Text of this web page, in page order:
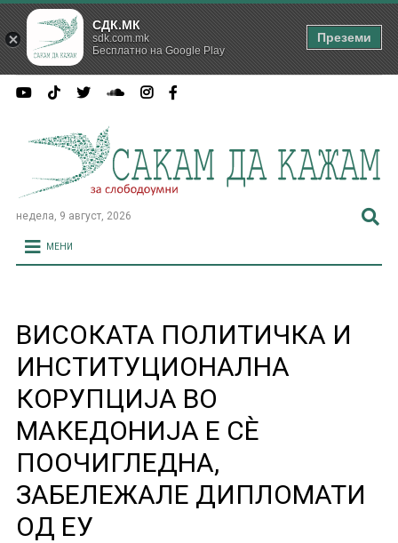
недела, 9 август, 2026
МЕНИ
ВИСОКАТА ПОЛИТИЧКА И
ИНСТИТУЦИОНАЛНА
КОРУПЦИЈА ВО
МАКЕДОНИЈА Е СÈ
ПООЧИГЛЕДНА,
ЗАБЕЛЕЖАЛЕ ДИПЛОМАТИ
ОД ЕУ
СДК.МК
sdk.com.mk
Бесплатно на Google Play
Преземи